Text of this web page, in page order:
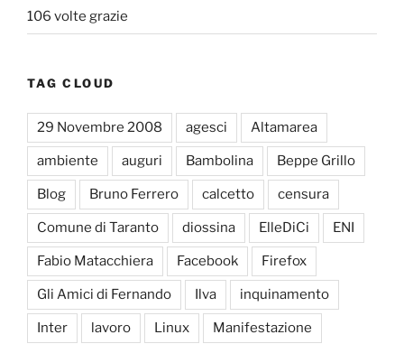
106 volte grazie
TAG CLOUD
29 Novembre 2008 agesci Altamarea
ambiente auguri Bambolina Beppe Grillo
Blog Bruno Ferrero calcetto censura
Comune di Taranto diossina ElleDiCi ENI
Fabio Matacchiera Facebook Firefox
Gli Amici di Fernando Ilva inquinamento
Inter lavoro Linux Manifestazione